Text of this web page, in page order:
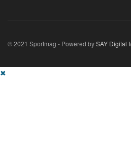
© 2021 Sportmag - Powered bySAY Digital
✖